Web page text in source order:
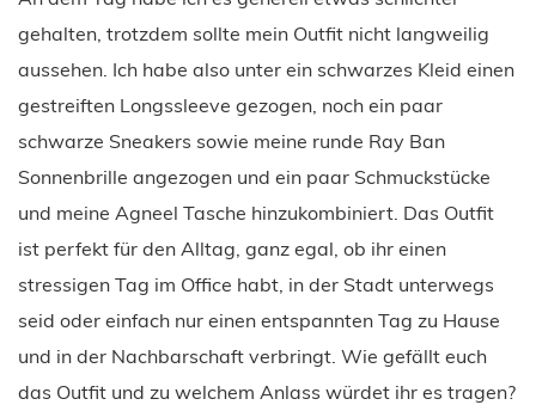
gehalten, trotzdem sollte mein Outfit nicht langweilig
aussehen. Ich habe also unter ein schwarzes Kleid einen
gestreiften Longssleeve gezogen, noch ein paar
schwarze Sneakers sowie meine runde Ray Ban
Sonnenbrille angezogen und ein paar Schmuckstücke
und meine Agneel Tasche hinzukombiniert. Das Outfit
ist perfekt für den Alltag, ganz egal, ob ihr einen
stressigen Tag im Office habt, in der Stadt unterwegs
seid oder einfach nur einen entspannten Tag zu Hause
und in der Nachbarschaft verbringt. Wie gefällt euch
das Outfit und zu welchem Anlass würdet ihr es tragen?